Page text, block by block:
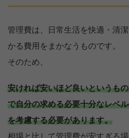
管理費は、日常生活を快適・清
かる費用をまかなうものです。
そのため、
安ければ安いほど良いというも
で自分の求める必要十分なレベ
を考慮する必要があります。